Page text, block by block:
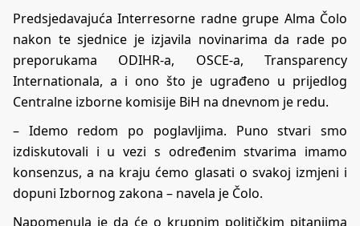
Predsjedavajuća Interresorne radne grupe Alma Čolo
nakon te sjednice je izjavila novinarima da rade po
preporukama ODIHR-a, OSCE-a, Transparency
Internationala, a i ono što je ugrađeno u prijedlog
Centralne izborne komisije BiH na dnevnom je redu.
– Idemo redom po poglavljima. Puno stvari smo
izdiskutovali i u vezi s određenim stvarima imamo
konsenzus, a na kraju ćemo glasati o svakoj izmjeni i
dopuni Izbornog zakona – navela je Čolo.
Napomenula je da će o krupnim političkim pitanjima